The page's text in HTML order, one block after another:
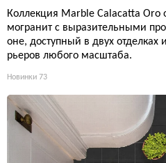
Коллекция Marble Calacatta Oro
могранит с выразительными
оне, доступный в двух отделках
рьеров любого масштаба.
Новинки 73